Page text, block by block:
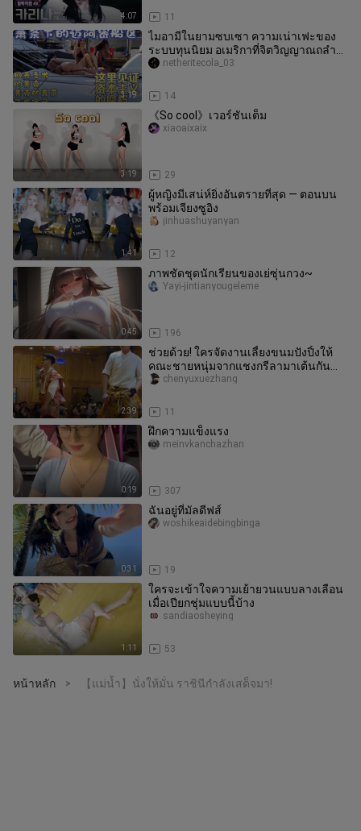
4:07 11
3:19
ไมอามีในยามซบเซา ความเน่าเฟะของ
ระบบทุนนิยม อเมริกาที่จิตวิญญาณถลำสู่
ห้วงลึก!
14
netheritecola_03
3:19
《So cool》เวอร์ชันเต็ม
29
xiaoaixaix
1:41
ผู้หญิงมีเสน่ห์ยิ่งอันตรายที่สุด — ตอนบน
พร้อมเจียงซูอิง
12
jinhuashuyanyan
0:45
ภาพชัดชุดนักเรียนของเย่ซุ่นกวง~
196
Yayi-jintianyougeleme
2:39
ช่วยด้วย! ใครจัดงานเลี้ยงขนมปังปิ้งให้
คณะชายหนุ่มจากแชงกรีลามาเต้นกัน
นะ? คณะชายหนุ่มในชุดทิเบตหล่อจน
11
chenyuxuezhang
0:19
ฝึกความแข็งแรง
307
meinvkanchazhan
0:31
ฉันอยู่ที่มัลดีฟส์
19
woshikeaidebingbinga
1:11
ใครจะเข้าใจความเย้ายวนแบบลางเลือน
เมื่อเปียกชุ่มแบบนี้บ้าง
53
sandiaosheying
หน้าหลัก > 【แม่น้ำ】นั่งให้มั่น ราชินีกำลังเสด็จมา!